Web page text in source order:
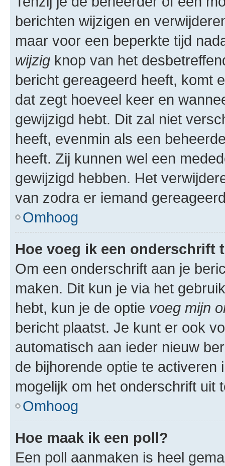
berichten wijzigen en
maar voor een beperkte tijd
wijzig knop van het
bericht gereageerd heeft, komt
dat zegt hoeveel keer en
gewijzigd hebt. Dit zal niet
heeft, evenmin als een
heeft. Zij kunnen wel een
gewijzigd hebben. Het
van zodra er iemand
Omhoog
Hoe voeg ik een onderschrift
Om een onderschrift aan je
maken. Dit kun je via het
hebt, kun je de optie voeg mijn
bericht plaatst. Je kunt er ook
automatisch aan ieder nieuw
de bijhorende optie te
mogelijk om het onderschrift uit
Omhoog
Hoe maak ik een poll?
Een poll aanmaken is heel